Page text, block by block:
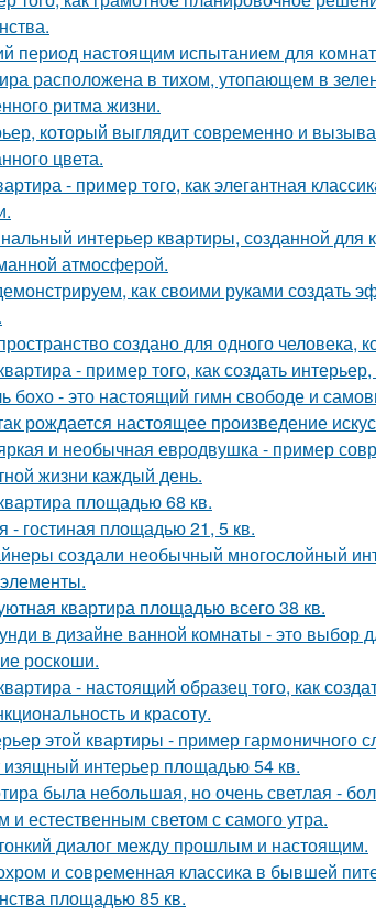
период настоящим испытанием для
расположена в тихом, утопающем в
ритма жизни.
который выглядит современно и
цвета.
- пример того, как элегантная
интерьер квартиры, созданной для
атмосферой.
как своими руками создать
создано для одного человека,
- пример того, как создать
бохо - это настоящий гимн свободе и
рождается настоящее произведение
и необычная евродвушка - пример
жизни каждый день.
площадью 68 кв.
- гостиная площадью 21, 5 кв.
создали необычный многослойный
квартира площадью всего 38 кв.
в дизайне ванной комнаты - это выбор
роскоши.
- настоящий образец того, как
и красоту.
этой квартиры - пример гармоничного
изящный интерьер площадью 54 кв.
была небольшая, но очень светлая -
и естественным светом с самого утра.
диалог между прошлым и настоящим.
и современная классика в бывшей
площадью 85 кв.